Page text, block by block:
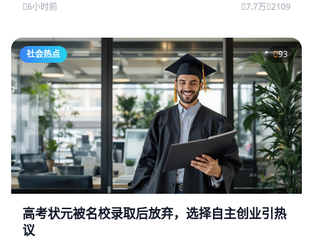
6小时前
7.7万 2109
社会热点 93
高考状元被名校录取后放弃，选择自主创业引热
议